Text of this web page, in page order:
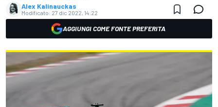
Alex Kalinauckas
Modificato: 27 dic 2022, 14:22
AGGIUNGI COME FONTE PREFERITA